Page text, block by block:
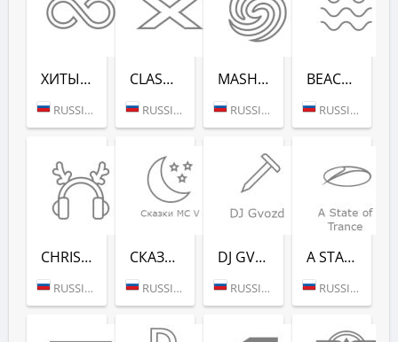
ХИТЫ ВСЕХ ВРЕ­МЕН (RADIO RECORD)
RUSSIA (MOSCOW)
CLASSIX (RADIO RECORD)
RUSSIA (MOSCOW)
MASHUP (РАДИО РЕКОРД)
RUSSIA (MOSCOW)
BEACH PARTY (РАДИО РЕКОРД)
RUSSIA (SAINT PETERSBURG)
CHRISTMAS CHILL (РАДИО РЕКОРД)
RUSSIA (MOSCOW)
СКАЗ­КИ MC V (РАДИО РЕКОРД)
RUSSIA (MOSCOW)
DJ GVOZD - RADIO RECORD
RUSSIA (MOSCOW)
A STATE OF TRANCE - RADIO RECORD
RUSSIA (MOSCOW)